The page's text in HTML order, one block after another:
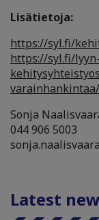
Lisätietoja:
https://syl.fi/
https://syl.fi/
varainhankintaa/
Sonja
044 906 5003
Latest